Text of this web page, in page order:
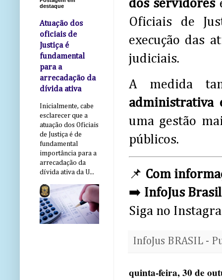
dos servidores
Oficiais de
execução das
judiciais.
A medida
administrativa
uma gestão
públicos.
📌 Com
➡️ InfoJus
Siga no
InfoJus BRASIL -
quinta-feira, 30 de
destaque
Atuação dos
oficiais de
Justiça é
fundamental
para a
arrecadação da
dívida ativa
Inicialmente, cabe
esclarecer que a
atuação dos Oficiais
de Justiça é de
fundamental
importância para a
arrecadação da
dívida ativa da U...